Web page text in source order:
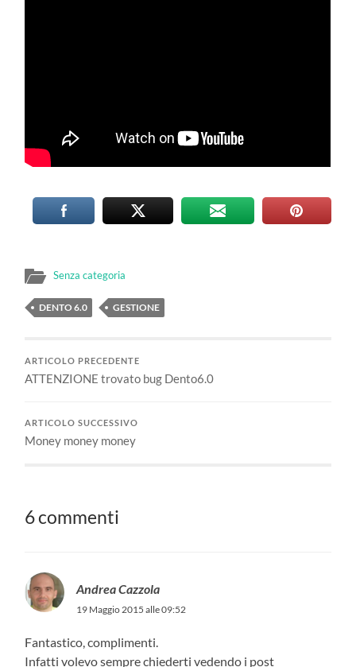
Senza categoria
DENTO 6.0 GESTIONE
ARTICOLO PRECEDENTE
ATTENZIONE trovato bug Dento6.0
ARTICOLO SUCCESSIVO
Money money money
6 commenti
Andrea Cazzola
19 Maggio 2015 alle 09:52
Fantastico, complimenti.
Infatti volevo sempre chiederti vedendo i post